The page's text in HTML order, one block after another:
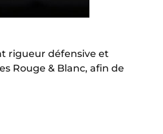
rigueur défensive et
Rouge & Blanc, afin de